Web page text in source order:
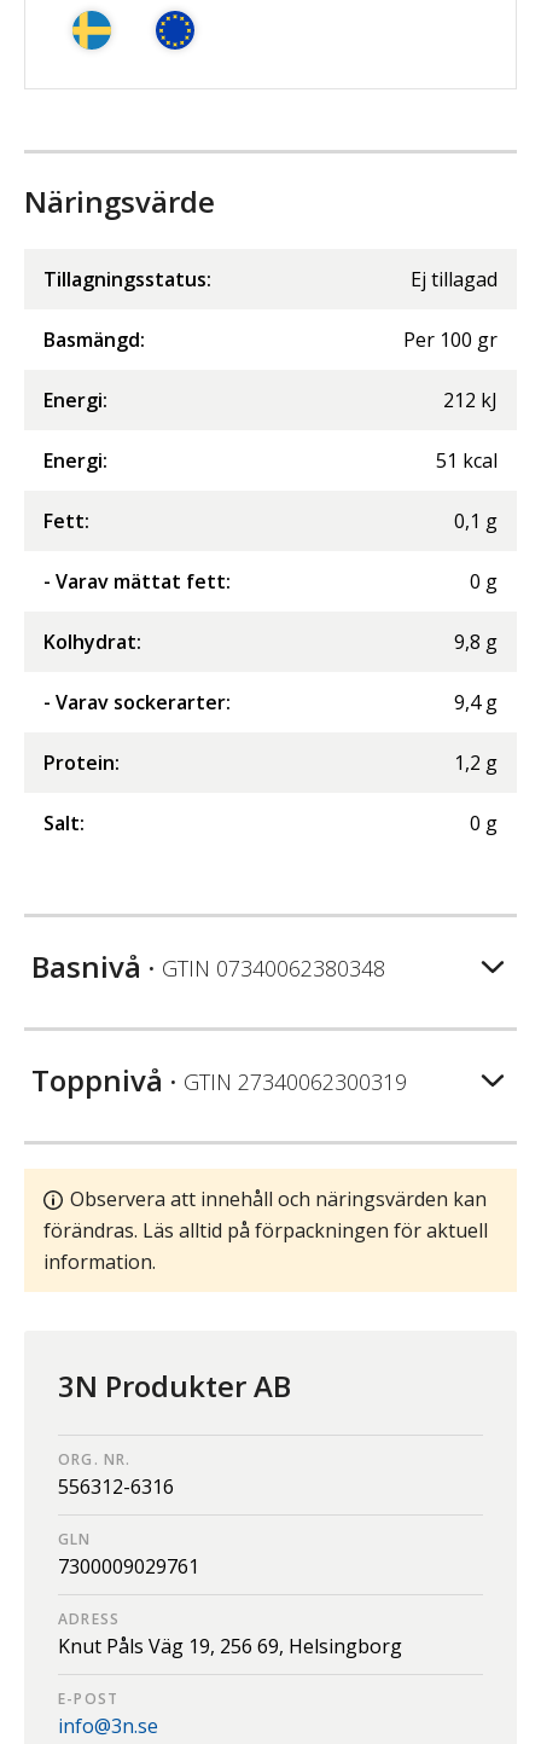
Näringsvärde
Tillagningsstatus: Ej tillagad
Basmängd: Per 100 gr
Energi: 212 kJ
Energi: 51 kcal
Fett: 0,1 g
- Varav mättat fett: 0 g
Kolhydrat: 9,8 g
- Varav sockerarter: 9,4 g
Protein: 1,2 g
Salt: 0 g
Basnivå • GTIN 07340062380348
Toppnivå • GTIN 27340062300319
Observera att innehåll och näringsvärden kan
förändras. Läs alltid på förpackningen för aktuell
information.
3N Produkter AB
ORG. NR.
556312-6316
GLN
7300009029761
ADRESS
Knut Påls Väg 19, 256 69, Helsingborg
E-POST
info@3n.se